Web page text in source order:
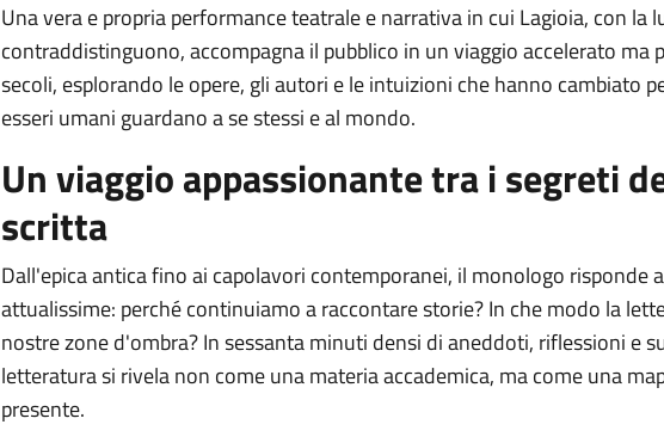
Una vera e propria performance teatrale e narrativa in cui Lagioia, con la
contraddistinguono, accompagna il pubblico in un viaggio accelerato
secoli, esplorando le opere, gli autori e le intuizioni che hanno cambiato
esseri umani guardano a se stessi e al mondo.
Un viaggio appassionante tra i segreti
scritta
Dall'epica antica fino ai capolavori contemporanei, il monologo risponde
attualissime: perché continuiamo a raccontare storie? In che modo la
nostre zone d'ombra? In sessanta minuti densi di aneddoti, riflessioni e
letteratura si rivela non come una materia accademica, ma come una
presente.